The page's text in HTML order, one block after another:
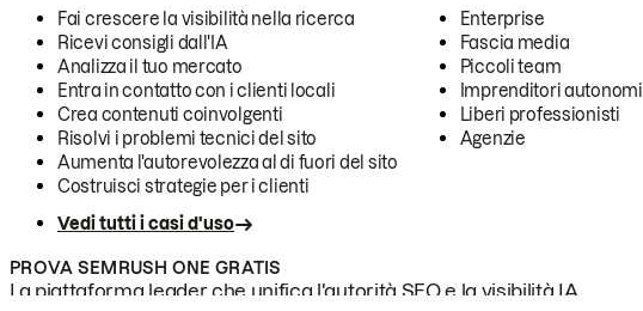
Fai crescere la visibilità nella ricerca
Ricevi consigli dall'IA
Analizza il tuo mercato
Entra in contatto con i clienti locali
Crea contenuti coinvolgenti
Risolvi i problemi tecnici del sito
Aumenta l'autorevolezza al di fuori del sito
Costruisci strategie per i clienti
Vedi tutti i casi d'uso
Enterprise
Fascia media
Piccoli team
Imprenditori autonomi
Liberi professionisti
Agenzie
PROVA SEMRUSH ONE GRATIS
La piattaforma leader che unifica l'autorità SEO e la visibilità IA.